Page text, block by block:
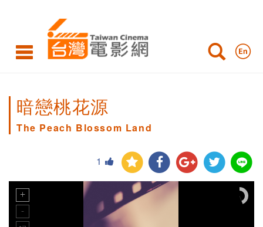
暗戀桃花源
The Peach Blossom Land
1